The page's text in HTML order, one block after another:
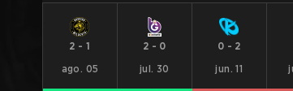
2 -1
ago. 05
2 - 0
jul. 30
0 - 2
jun. 11